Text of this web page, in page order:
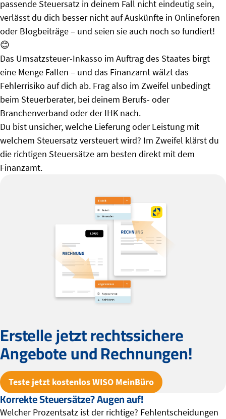
passende Steuersatz in deinem Fall nicht eindeutig sein,
verlässt du dich besser nicht auf Auskünfte in Onlineforen
oder Blogbeiträge – und seien sie auch noch so fundiert!
😊
Das Umsatzsteuer-Inkasso im Auftrag des Staates birgt
eine Menge Fallen – und das Finanzamt wälzt das
Fehlerrisiko auf dich ab. Frag also im Zweifel unbedingt
beim Steuerberater, bei deinem Berufs- oder
Branchenverband oder der IHK nach.
Du bist unsicher, welche Lieferung oder Leistung mit
welchem Steuersatz versteuert wird? Im Zweifel klärst du
die richtigen Steuersätze am besten direkt mit dem
Finanzamt.
Erstelle jetzt rechtssichere
Angebote und Rechnungen!
Teste jetzt kostenlos WISO MeinBüro
Korrekte Steuersätze? Augen auf!
Welcher Prozentsatz ist der richtige? Fehlentscheidungen